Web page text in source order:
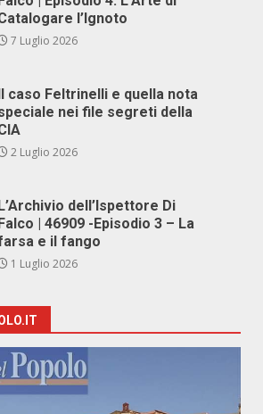
l’Ignoto
7 Luglio 2026
caso Feltrinelli e quella nota
nei file segreti della
2 Luglio 2026
dell’Ispettore Di
| 46909 -Episodio 3 – La
e il fango
1 Luglio 2026